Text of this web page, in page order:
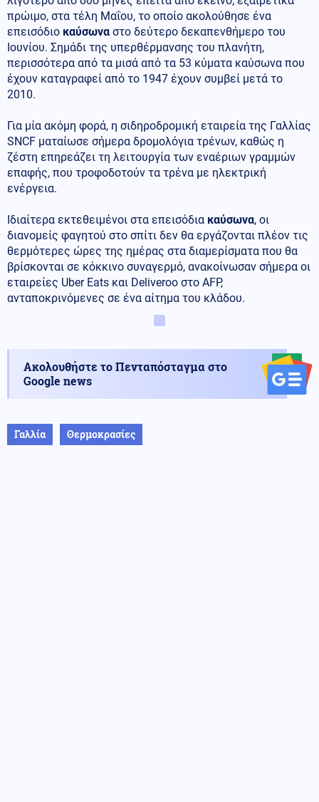
πρώιμο, στα τέλη Μαΐου, το οποίο ακολούθησε ένα
επεισόδιο καύσωνα στο δεύτερο δεκαπενθήμερο του
Ιουνίου. Σημάδι της υπερθέρμανσης του πλανήτη,
περισσότερα από τα μισά από τα 53 κύματα καύσωνα που
έχουν καταγραφεί από το 1947 έχουν συμβεί μετά το
2010.
Για μία ακόμη φορά, η σιδηροδρομική εταιρεία της Γαλλίας
SNCF ματαίωσε σήμερα δρομολόγια τρένων, καθώς η
ζέστη επηρεάζει τη λειτουργία των εναέριων γραμμών
επαφής, που τροφοδοτούν τα τρένα με ηλεκτρική
ενέργεια.
Ιδιαίτερα εκτεθειμένοι στα επεισόδια καύσωνα, οι
διανομείς φαγητού στο σπίτι δεν θα εργάζονται πλέον τις
θερμότερες ώρες της ημέρας στα διαμερίσματα που θα
βρίσκονται σε κόκκινο συναγερμό, ανακοίνωσαν σήμερα οι
εταιρείες Uber Eats και Deliveroo στο AFP,
ανταποκρινόμενες σε ένα αίτημα του κλάδου.
Ακολουθήστε το Πενταπόσταγμα στο
Google news
Γαλλία Θερμοκρασίες